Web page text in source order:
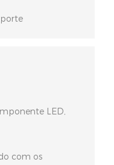
LED,
com os